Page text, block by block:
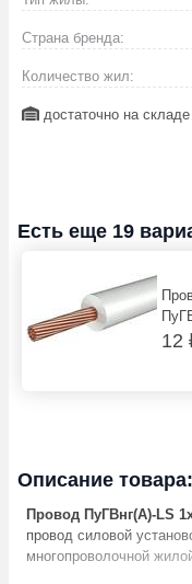
Страна бренда:
Количество жил:
достаточно на складе
Есть еще 19
12
Описание товара:
Провод ПуГВнг(А)-LS
провод силовой
многопроволочной
квадратных, в